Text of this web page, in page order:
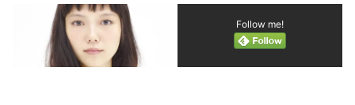
Follow me!